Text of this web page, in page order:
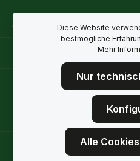
Service-Hotline
Rechtliche Hinweise
Informationen
Folge uns
Diese Website
bestmögliche
Mehr
Nur
Alle